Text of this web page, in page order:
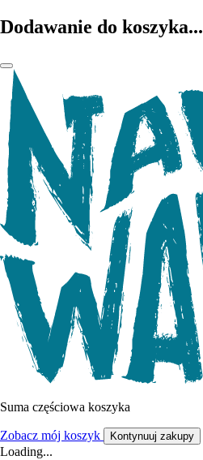
Dodawanie do koszyka...
Suma częściowa koszyka
Zobacz mój koszyk Kontynuuj zakupy
Loading...